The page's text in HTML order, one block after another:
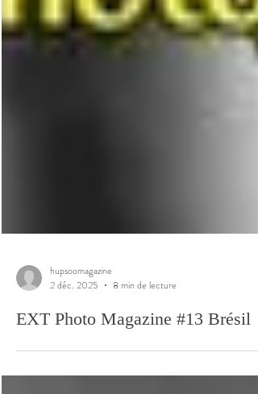
hupsoomagazine
2 déc. 2025
8 min de lecture